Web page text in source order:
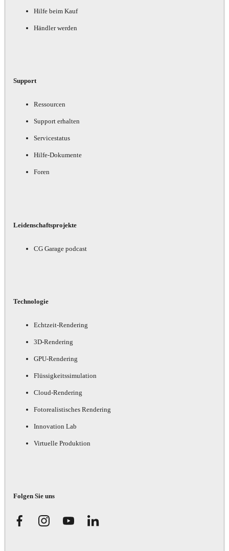
Hilfe beim Kauf
Händler werden
Support
Ressourcen
Support erhalten
Servicestatus
Hilfe-Dokumente
Foren
Leidenschaftsprojekte
CG Garage podcast
Technologie
Echtzeit-Rendering
3D-Rendering
GPU-Rendering
Flüssigkeitssimulation
Cloud-Rendering
Fotorealistisches Rendering
Innovation Lab
Virtuelle Produktion
Folgen Sie uns